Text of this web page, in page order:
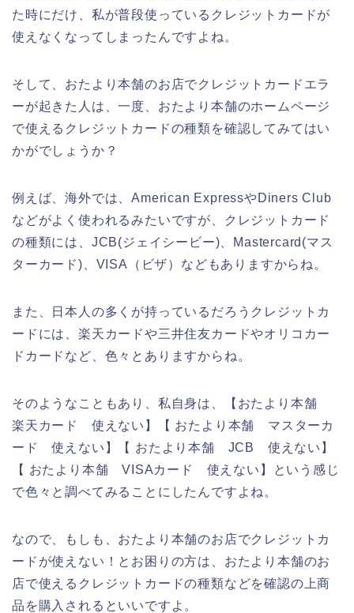
た時にだけ、私が普段使っているクレジットカードが
使えなくなってしまったんですよね。
そして、おたより本舗のお店でクレジットカードエラ
ーが起きた人は、一度、おたより本舗のホームページ
で使えるクレジットカードの種類を確認してみてはい
かがでしょうか？
例えば、海外では、American ExpressやDiners Club
などがよく使われるみたいですが、クレジットカード
の種類には、JCB(ジェイシービー)、Mastercard(マス
ターカード)、VISA（ビザ）などもありますからね。
また、日本人の多くが持っているだろうクレジットカ
ードには、楽天カードや三井住友カードやオリコカー
ドカードなど、色々とありますからね。
そのようなこともあり、私自身は、【おたより本舗
楽天カード 使えない】【 おたより本舗 マスターカ
ード 使えない】【 おたより本舗 JCB 使えない】
【 おたより本舗 VISAカード 使えない】という感じ
で色々と調べてみることにしたんですよね。
なので、もしも、おたより本舗のお店でクレジットカ
ードが使えない！とお困りの方は、おたより本舗のお
店で使えるクレジットカードの種類などを確認の上商
品を購入されるといいですよ。